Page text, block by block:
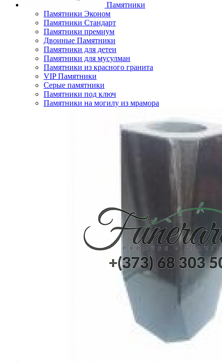
Памятники
Памятники Эконом
Памятники Стандарт
Памятники премиум
Двоиные Памятники
Памятники для детеи
Памятники для мусулман
Памятники из красного гранита
VIP Памятники
Серые памятники
Памятники под ключ
Памятники на могилу из мрамора